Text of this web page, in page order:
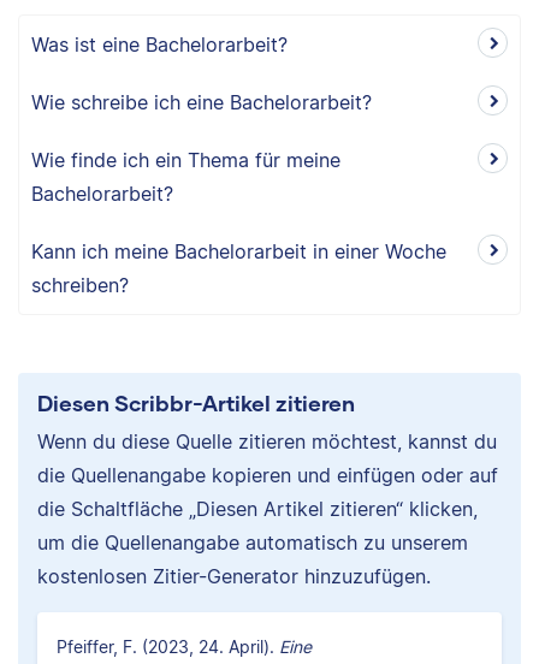
Was ist eine Bachelorarbeit?
Wie schreibe ich eine Bachelorarbeit?
Wie finde ich ein Thema für meine
Bachelorarbeit?
Kann ich meine Bachelorarbeit in einer Woche
schreiben?
Diesen Scribbr-Artikel zitieren
Wenn du diese Quelle zitieren möchtest, kannst du
die Quellenangabe kopieren und einfügen oder auf
die Schaltfläche „Diesen Artikel zitieren“ klicken,
um die Quellenangabe automatisch zu unserem
kostenlosen Zitier-Generator hinzuzufügen.
Pfeiffer, F. (2023, 24. April). Eine